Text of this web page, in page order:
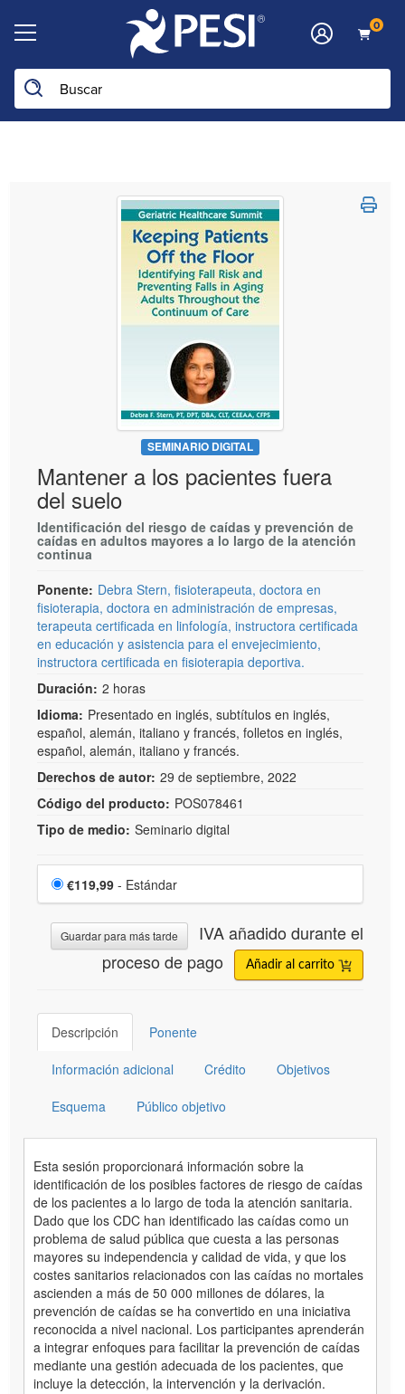
0
Buscar en la web
SEMINARIO DIGITAL
Mantener a los pacientes fuera
del suelo
Identificación del riesgo de caídas y prevención de
caídas en adultos mayores a lo largo de la atención
continua
Ponente: Debra Stern, fisioterapeuta, doctora en
fisioterapia, doctora en administración de empresas,
terapeuta certificada en linfología, instructora certificada
en educación y asistencia para el envejecimiento,
instructora certificada en fisioterapia deportiva.
Duración: 2 horas
Idioma: Presentado en inglés, subtítulos en inglés,
español, alemán, italiano y francés, folletos en inglés,
español, alemán, italiano y francés.
Derechos de autor: 29 de septiembre, 2022
Código del producto: POS078461
Tipo de medio: Seminario digital
Elige un artículo por precio
Precio
€119,99 - Estándar
Guardar para más tarde
IVA añadido durante el
proceso de pago
Añadir al carrito
Descripción Ponente
Información adicional Crédito Objetivos
Esquema Público objetivo
Esta sesión proporcionará información sobre la
identificación de los posibles factores de riesgo de caídas
de los pacientes a lo largo de toda la atención sanitaria.
Dado que los CDC han identificado las caídas como un
problema de salud pública que cuesta a las personas
mayores su independencia y calidad de vida, y que los
costes sanitarios relacionados con las caídas no mortales
ascienden a más de 50 000 millones de dólares, la
prevención de caídas se ha convertido en una iniciativa
reconocida a nivel nacional. Los participantes aprenderán
a integrar enfoques para facilitar la prevención de caídas
mediante una gestión adecuada de los pacientes, que
incluye la detección, la intervención y la derivación.